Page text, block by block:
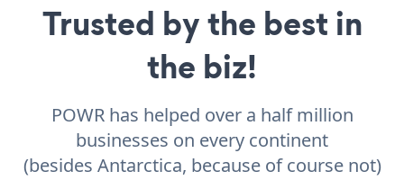
Trusted by the best in
the biz!
POWR has helped over a half million
businesses on every continent
(besides Antarctica, because of course not)